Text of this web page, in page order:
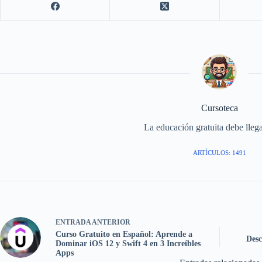
Cursoteca
La educación gratuita debe
ARTÍCULOS: 1491
ENTRADAANTERIOR
Curso Gratuito en Español: Aprende a
Dominar iOS 12 y Swift 4 en 3 Increíbles
Apps